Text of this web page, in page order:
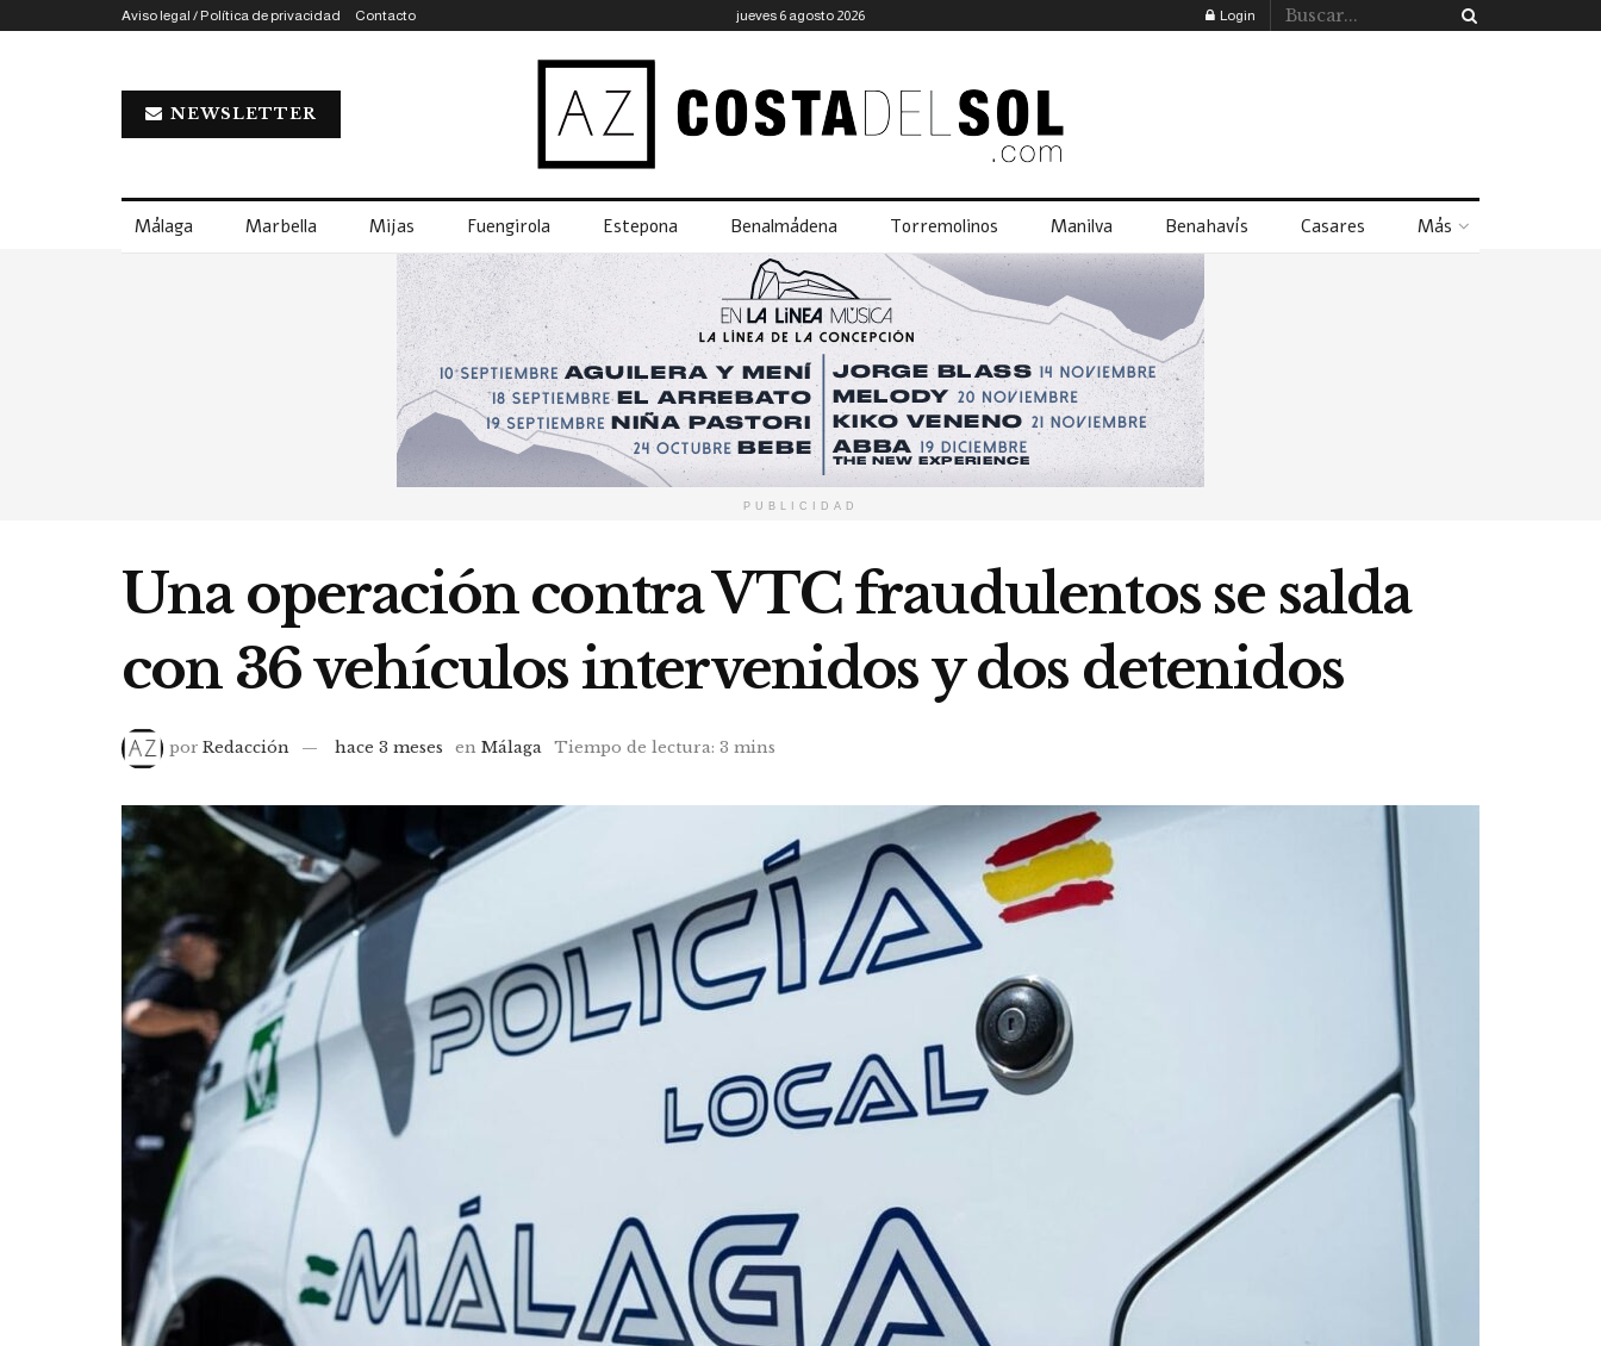
Aviso legal / Política de privacidad Contacto jueves 6 agosto 2026 Login
NEWSLETTER
Málaga Marbella Mijas Fuengirola Estepona Benalmádena Torremolinos Manilva Benahavís Casares Más
PUBLICIDAD
Una operación contra VTC fraudulentos se salda
con 36 vehículos intervenidos y dos detenidos
por Redacción hace 3 meses en Málaga Tiempo de lectura: 3 mins